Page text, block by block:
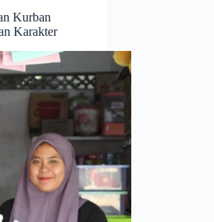
Kurban
Karakter